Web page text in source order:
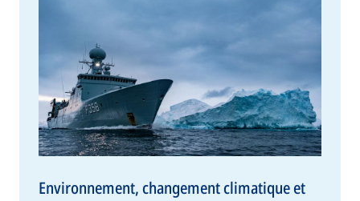
Environnement, changement climatique et